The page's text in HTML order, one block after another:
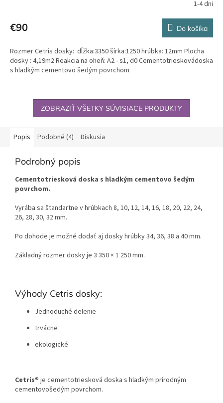
1-4 dni
€90 Do košíka
Rozmer Cetris dosky: dĺžka:3350 šírka:1250 hrúbka: 12mm Plocha
dosky : 4,19m2 Reakcia na oheň: A2 - s1, d0 Cementotrieskovádoska
s hladkým cementovo šedým povrchom
ZOBRAZIŤ VŠETKY SÚVISIACE PRODUKTY
Popis Podobné (4) Diskusia
Podrobný popis
Cementotriesková doska s hladkým cementovo šedým
povrchom.
Vyrába sa štandartne v hrúbkach 8, 10, 12, 14, 16, 18, 20, 22, 24,
26, 28, 30, 32 mm.
Po dohode je možné dodať aj dosky hrúbky 34, 36, 38 a 40 mm.
Základný rozmer dosky je 3 350 × 1 250 mm.
Výhody Cetris dosky:
Jednoduché delenie
trvácne
ekologické
Cetris® je cementotriesková doska s hladkým prírodným
cementovošedým povrchom.